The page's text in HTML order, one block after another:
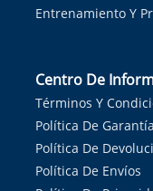
Entrenamiento Y
Centro De
Términos Y
Política De Garantía
Política De
Política De Envíos